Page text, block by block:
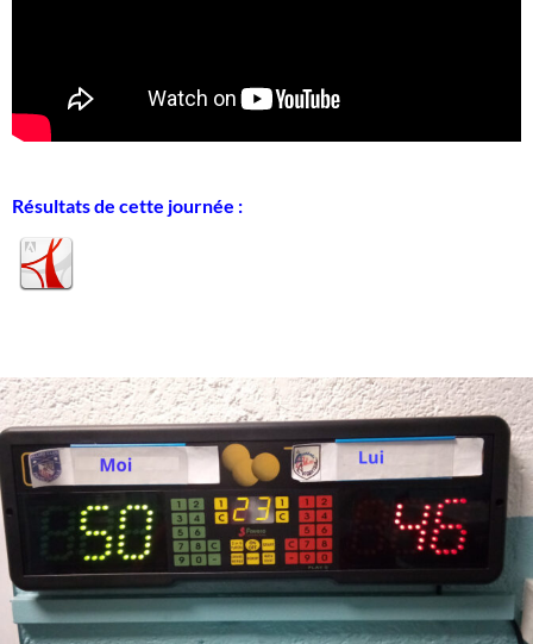
Résultats de cette journée :